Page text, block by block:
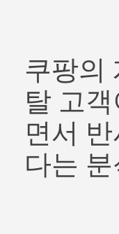
쿠팡의
탈 고
면서
다는